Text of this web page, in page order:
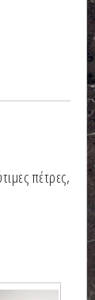
πέτρες,